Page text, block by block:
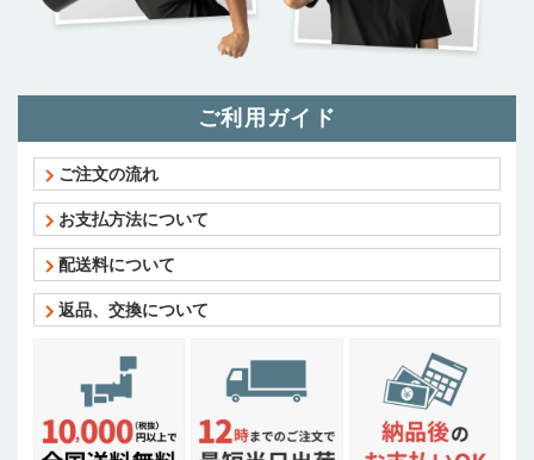
ご利用ガイド
ご注文の流れ
お支払方法について
配送料について
返品、交換について